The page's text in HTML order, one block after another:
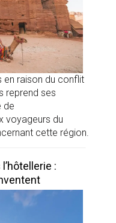
en raison du conflit
reprend ses
de
voyageurs du
cette région.
: